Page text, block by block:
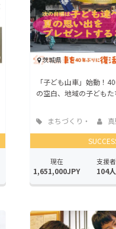
茨城県
「子ども山車」始動！
の空白、地域の子どもた
まちづくり・
地域活性化
真
現在
1,651,000JPY
支援者
104人